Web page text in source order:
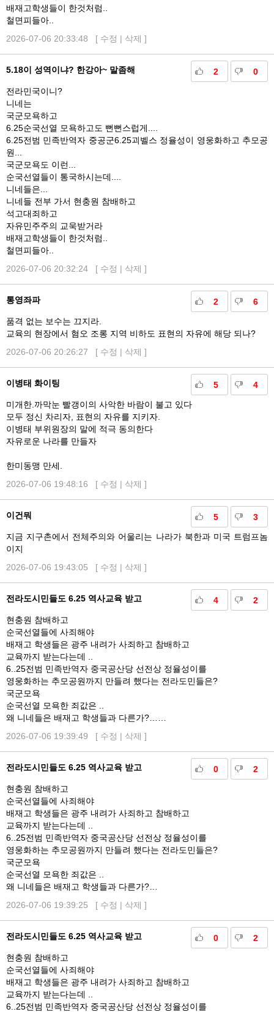
배재고학생들이 한것처럼..
철면피들아..
2026-07-06 20:33:48 [ 수정 | 삭제 ]
2 0
5.18이 성역이냐? 한강아~ 말좀해
전라민국이니?
니네는
국군모욕하고
6.25순국선열 모욕하고도 뻔뻔스럽게....
6.25전범 민족반역자 중공군6.25괴벨스 정율성이 영웅화하고 추모공
원...
국군모욕도 이런...
순국선열들이 통국하시는데....
니네들은...
니네들 전부 가서 현충원 참배하고
석고대죄하고
자유민주주의 교욱받거라
배재고학생들이 한것처럼..
철면피들아..
2026-07-06 20:32:24 [ 수정 | 삭제 ]
2 6
통영좌파
품격 없는 보수는 끄지라.
교육의 현장에서 혐오 조롱 지역 비하도 표현의 자유에 해당 되나?
2026-07-06 20:26:27 [ 수정 | 삭제 ]
5 4
이병태 화이팅
미개한.까막눈 빨갱이의 사악한 바람이 불고 있다
모두 정신 차리자, 표현의 자유를 지키자.
이병태 부위원장의 말에 적극 동의한다
자유로운 나라를 만들자
한미동맹 만세.
2026-07-06 19:48:16 [ 수정 | 삭제 ]
5 3
이건뭐
지금 지구촌에서 전체주의와 어울리는 나라가 북한과 미국 트럼프놈
이지
2026-07-06 19:43:05 [ 수정 | 삭제 ]
4 2
전라도시민들도 6.25 역사교육 받고
현충원 참배하고
순국선열들에 사죄해야
배재고 학생들은 광주 내려가 사죄하고 참배하고
교육까지 받는다는데 ..
6..25전범 민족반역자 중국공산당 선전상 정율성이를
영웅화하는 추모공원까지 만들려 했다는 전라도민들은?
국군모욕
순국선열 모욕한 죄값은 ..
왜 니네들은 배재고 학생들과 다른가?……
2026-07-06 19:39:49 [ 수정 | 삭제 ]
0 2
전라도시민들도 6.25 역사교육 받고
현충원 참배하고
순국선열들에 사죄해야
배재고 학생들은 광주 내려가 사죄하고 참배하고
교육까지 받는다는데 ..
6..25전범 민족반역자 중국공산당 선전상 정율성이를
영웅화하는 추모공원까지 만들려 했다는 전라도민들은?
국군모욕
순국선열 모욕한 죄값은 ..
왜 니네들은 배재고 학생들과 다른가?…
2026-07-06 19:39:25 [ 수정 | 삭제 ]
0 2
전라도시민들도 6.25 역사교육 받고
현충원 참배하고
순국선열들에 사죄해야
배재고 학생들은 광주 내려가 사죄하고 참배하고
교육까지 받는다는데 ..
6..25전범 민족반역자 중국공산당 선전상 정율성이를